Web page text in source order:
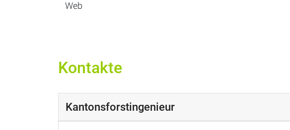
Web
Kontakte
Kantonsforstingenieur